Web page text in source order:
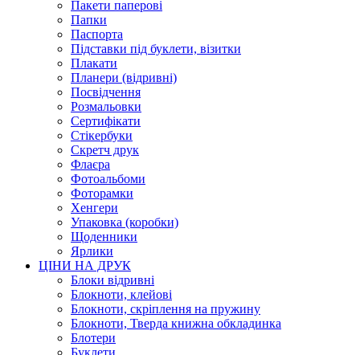
Пакети паперові
Папки
Паспорта
Підставки під буклети, візитки
Плакати
Планери (відривні)
Посвідчення
Розмальовки
Сертифікати
Стікербуки
Скретч друк
Флаєра
Фотоальбоми
Фоторамки
Хенгери
Упаковка (коробки)
Щоденники
Ярлики
ЦІНИ НА ДРУК
Блоки відривні
Блокноти, клейові
Блокноти, скріплення на пружину
Блокноти, Тверда книжна обкладинка
Блотери
Буклети